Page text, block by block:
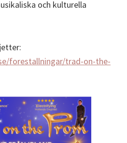
och kulturella
forestallningar/trad-on-the-